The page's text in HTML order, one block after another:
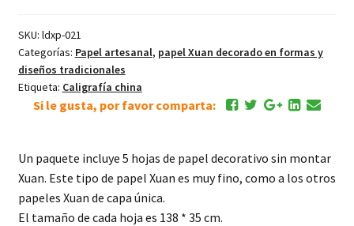
SKU: ldxp-021
Categorías: Papel artesanal, papel Xuan decorado en formas y
diseños tradicionales
Etiqueta: Caligrafía china
Si le gusta, por favor comparta:
Un paquete incluye 5 hojas de papel decorativo sin montar
Xuan. Este tipo de papel Xuan es muy fino, como a los otros
papeles Xuan de capa única.
El tamaño de cada hoja es 138 * 35 cm.